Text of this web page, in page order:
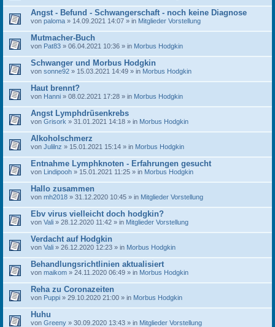
Angst - Befund - Schwangerschaft - noch keine Diagnose
von paloma » 14.09.2021 14:07 » in Mitglieder Vorstellung
Mutmacher-Buch
von Pat83 » 06.04.2021 10:36 » in Morbus Hodgkin
Schwanger und Morbus Hodgkin
von sonne92 » 15.03.2021 14:49 » in Morbus Hodgkin
Haut brennt?
von Hanni » 08.02.2021 17:28 » in Morbus Hodgkin
Angst Lymphdrüsenkrebs
von Grisork » 31.01.2021 14:18 » in Morbus Hodgkin
Alkoholschmerz
von Julilnz » 15.01.2021 15:14 » in Morbus Hodgkin
Entnahme Lymphknoten - Erfahrungen gesucht
von Lindipooh » 15.01.2021 11:25 » in Morbus Hodgkin
Hallo zusammen
von mh2018 » 31.12.2020 10:45 » in Mitglieder Vorstellung
Ebv virus vielleicht doch hodgkin?
von Vali » 28.12.2020 11:42 » in Mitglieder Vorstellung
Verdacht auf Hodgkin
von Vali » 26.12.2020 12:23 » in Morbus Hodgkin
Behandlungsrichtlinien aktualisiert
von maikom » 24.11.2020 06:49 » in Morbus Hodgkin
Reha zu Coronazeiten
von Puppi » 29.10.2020 21:00 » in Morbus Hodgkin
Huhu
von Greeny » 30.09.2020 13:43 » in Mitglieder Vorstellung